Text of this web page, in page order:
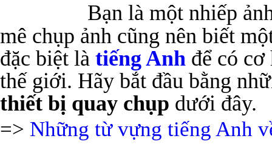
Bạn là một nhiếp
mê chụp ảnh cũng nên biết
đặc biệt là tiếng Anh để có
thế giới. Hãy bắt đầu bằng
thiết bị quay chụp dưới đây.
=> Những từ vựng tiếng Anh